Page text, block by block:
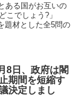
ある国がお互いの
こでしょう?」
題材とした全5問の
8日、政府は閣
期間を短縮す
決定しまし